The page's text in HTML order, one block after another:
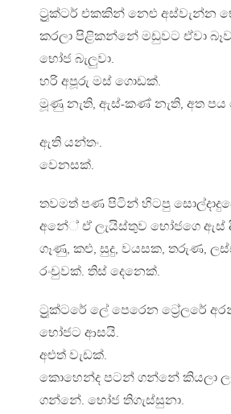
ට්‍රුක්ටර් එකකින් නෙළු අස්වැන්න
කරලා පිළිකන්නේ මඩුවට ඒවා
භෝජ බැලුවා.
හරි අපූරු මස් ගොඩක්.
මූණු නැති, ඇස්-කණ් නැති, අත පය
ඇති යන්තං.
වෙනසක්.
තවමත් පණ පිටින් හිටපු
අනේ් ඒ ලැයිස්තුව භෝජගෙ ඇස්
ගෑණු, කළු, සුදු, වයසක, තරුණ,
රංචුවක්. තිස් දෙනෙක්.
ට්‍රුක්ටරේ ලේ පෙරෙන ට්‍රේලරේ
භෝජට ආසයි.
අළුත් වැඩක්.
කොහෙන්ද පටන් ගන්නේ කියලා
ගන්නේ. භෝජ තිගැස්සුනා.